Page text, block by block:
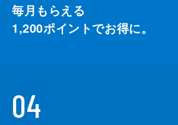
毎月もらえる
1,200ポイントでお得に。
04